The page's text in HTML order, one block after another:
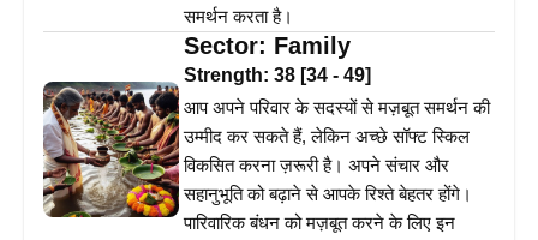
समर्थन करता है।
Sector: Family
Strength: 38 [34 - 49]
आप अपने परिवार के सदस्यों से मज़बूत समर्थन की
उम्मीद कर सकते हैं, लेकिन अच्छे सॉफ्ट स्किल
विकसित करना ज़रूरी है। अपने संचार और
सहानुभूति को बढ़ाने से आपके रिश्ते बेहतर होंगे।
पारिवारिक बंधन को मज़बूत करने के लिए इन